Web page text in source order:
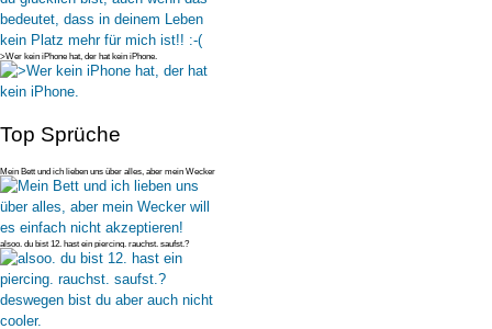
>Wer kein iPhone hat, der hat kein iPhone.
Top Sprüche
Mein Bett und ich lieben uns über alles, aber mein Wecker
will es einfac
alsoo. du bist 12. hast ein piercing. rauchst. saufst.?
deswegen bist du